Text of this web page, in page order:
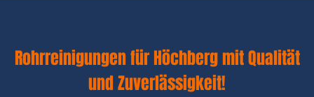
Rohrreinigungen für Höchberg mit Qualität
und Zuverlässigkeit!